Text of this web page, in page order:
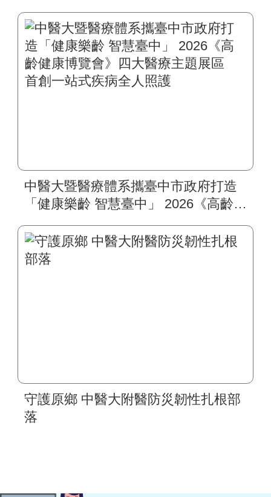
標居臺灣最佳
中醫大暨醫療體系攜臺中市政府打造
「健康樂齡 智慧臺中」 2026《高齡健
一站式疾病全人照護
守護原鄉 中醫大附醫防災韌性扎根部
落